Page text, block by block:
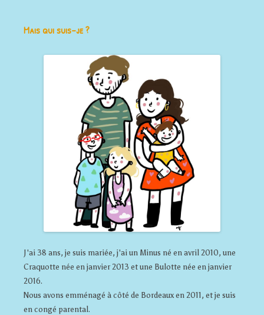
Mais qui suis-je ?
J'ai 38 ans, je suis mariée, j'ai un Minus né en avril 2010, une
Craquotte née en janvier 2013 et une Bulotte née en janvier
2016.
Nous avons emménagé à côté de Bordeaux en 2011, et je suis
en congé parental.